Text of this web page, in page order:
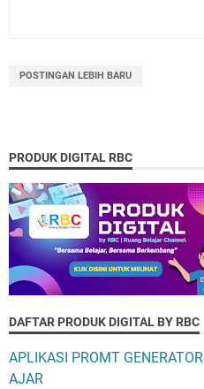
POSTINGAN LEBIH BARU
PRODUK DIGITAL RBC
DAFTAR PRODUK DIGITAL BY RBC
APLIKASI PROMT
AJAR